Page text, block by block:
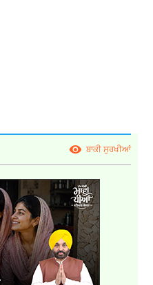
ਬਾਕੀ ਸੁਰਖੀਆਂ